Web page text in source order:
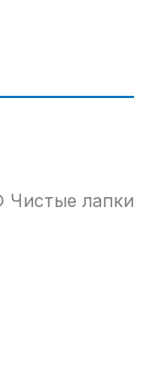
Чистые лапки